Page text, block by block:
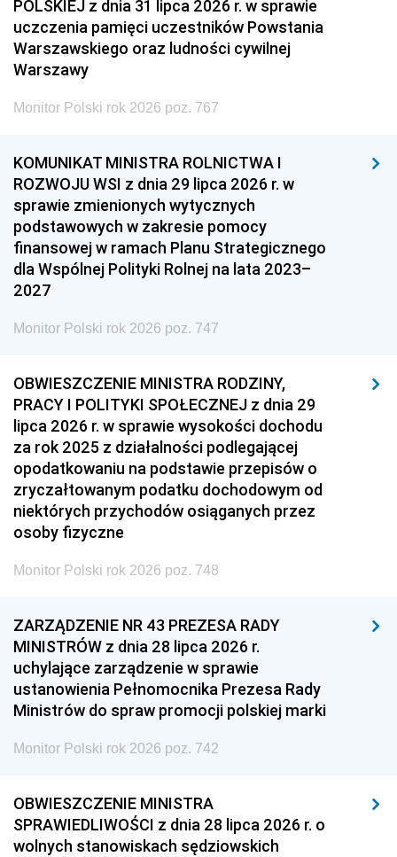
POLSKIEJ z dnia 31 lipca 2026 r. w sprawie
uczczenia pamięci uczestników Powstania
Warszawskiego oraz ludności cywilnej
Warszawy
Monitor Polski rok 2026 poz. 767
KOMUNIKAT MINISTRA ROLNICTWA I
ROZWOJU WSI z dnia 29 lipca 2026 r. w
sprawie zmienionych wytycznych
podstawowych w zakresie pomocy
finansowej w ramach Planu Strategicznego
dla Wspólnej Polityki Rolnej na lata 2023–
2027
Monitor Polski rok 2026 poz. 747
OBWIESZCZENIE MINISTRA RODZINY,
PRACY I POLITYKI SPOŁECZNEJ z dnia 29
lipca 2026 r. w sprawie wysokości dochodu
za rok 2025 z działalności podlegającej
opodatkowaniu na podstawie przepisów o
zryczałtowanym podatku dochodowym od
niektórych przychodów osiąganych przez
osoby fizyczne
Monitor Polski rok 2026 poz. 748
ZARZĄDZENIE NR 43 PREZESA RADY
MINISTRÓW z dnia 28 lipca 2026 r.
uchylające zarządzenie w sprawie
ustanowienia Pełnomocnika Prezesa Rady
Ministrów do spraw promocji polskiej marki
Monitor Polski rok 2026 poz. 742
OBWIESZCZENIE MINISTRA
SPRAWIEDLIWOŚCI z dnia 28 lipca 2026 r. o
wolnych stanowiskach sędziowskich